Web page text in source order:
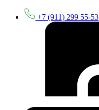
+7 (911) 299 55-53